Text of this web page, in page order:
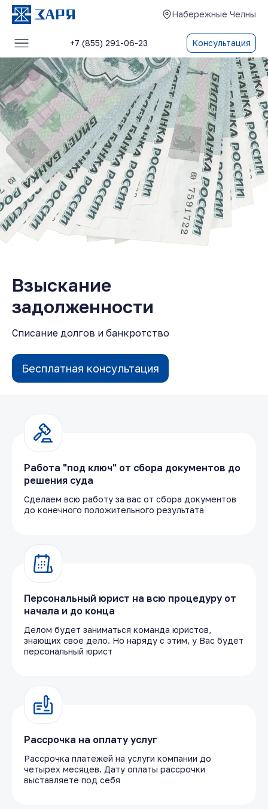
Набережные Челны
+7 (855) 291-06-23 Консультация
Услуги
О компании
Блог
Отзывы
Контакты
Взыскание
задолженности
Списание долгов и банкротство
Бесплатная консультация
Работа "под ключ" от сбора документов до
решения суда
Сделаем всю работу за вас от сбора документов
до конечного положительного результата
Персональный юрист на всю процедуру от
начала и до конца
Делом будет заниматься команда юристов,
знающих свое дело. Но наряду с этим, у Вас будет
персональный юрист
Рассрочка на оплату услуг
Рассрочка платежей на услуги компании до
четырех месяцев. Дату оплаты рассрочки
выставляете под себя